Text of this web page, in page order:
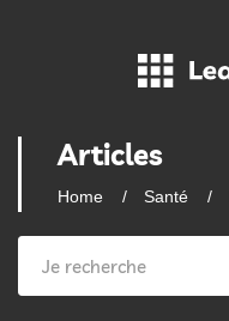
Articles
Home Santé